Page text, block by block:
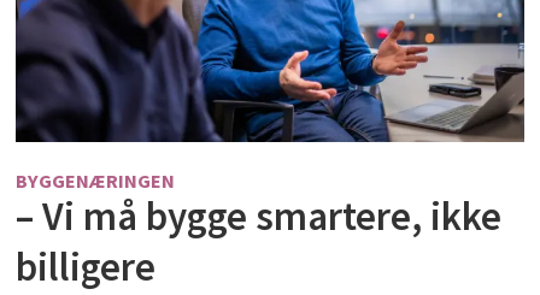
BYGGENÆRINGEN
– Vi må bygge smartere, ikke
billigere